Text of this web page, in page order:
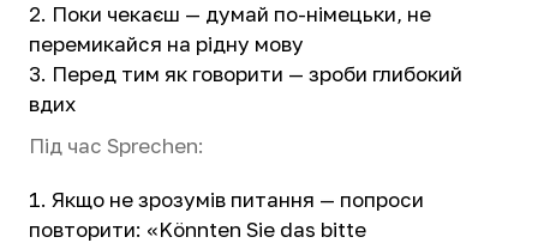
Поки чекаєш — думай по-німецьки, не
перемикайся на рідну мову
Перед тим як говорити — зроби глибокий
вдих
Під час Sprechen:
Якщо не зрозумів питання — попроси
повторити: «Könnten Sie das bitte